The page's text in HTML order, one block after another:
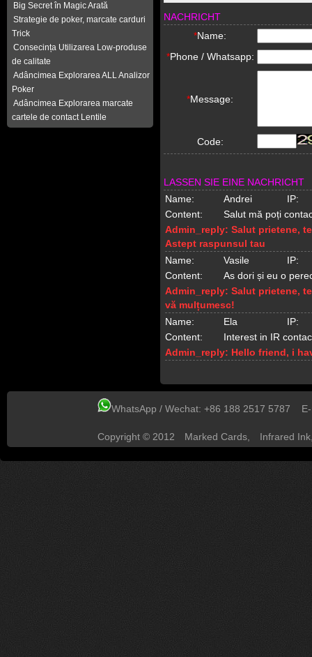
Big Secret în Magic Arată
Strategie de poker, marcate carduri
Trick
Consecința Utilizarea Low-produse
de calitate
Adâncimea Explorarea ALL Analizor
Poker
Adâncimea Explorarea marcate
cartele de contact Lentile
NACHRICHT
*Name:
*Phone / Whatsapp:
*Message:
Code:
LASSEN SIE EINE NACHRICHT
Name:
Andrei
IP:
Content:
Salut mă poți
Admin_reply: Salut prietene,
Astept raspunsul tau
Name:
Vasile
IP:
Content:
As dori și eu o
Admin_reply: Salut prietene,
vă mulțumesc!
Name:
Ela
IP:
Content:
Interest in IR
Admin_reply: Hello friend, i
WhatsApp / Wechat: +86 188 2517 5787
Copyright © 2012 Marked Cards Infrared Ink